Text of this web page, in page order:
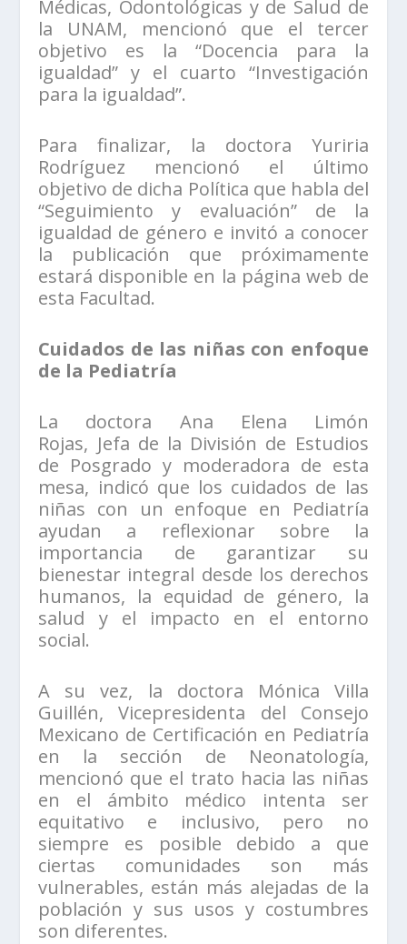
Médicas, Odontológicas y de Salud de
la UNAM, mencionó que el tercer
objetivo es la “Docencia para la
igualdad” y el cuarto “Investigación
para la igualdad”.
Para finalizar, la doctora Yuriria
Rodríguez mencionó el último
objetivo de dicha Política que habla del
“Seguimiento y evaluación” de la
igualdad de género e invitó a conocer
la publicación que próximamente
estará disponible en la página web de
esta Facultad.
Cuidados de las niñas con enfoque
de la Pediatría
La doctora Ana Elena Limón
Rojas, Jefa de la División de Estudios
de Posgrado y moderadora de esta
mesa, indicó que los cuidados de las
niñas con un enfoque en Pediatría
ayudan a reflexionar sobre la
importancia de garantizar su
bienestar integral desde los derechos
humanos, la equidad de género, la
salud y el impacto en el entorno
social.
A su vez, la doctora Mónica Villa
Guillén, Vicepresidenta del Consejo
Mexicano de Certificación en Pediatría
en la sección de Neonatología,
mencionó que el trato hacia las niñas
en el ámbito médico intenta ser
equitativo e inclusivo, pero no
siempre es posible debido a que
ciertas comunidades son más
vulnerables, están más alejadas de la
población y sus usos y costumbres
son diferentes.